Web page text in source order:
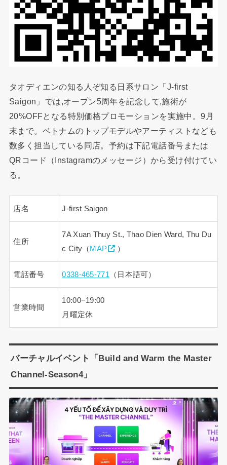
タオディエンの知る人ぞ知る日系サロン「J-first
Saigon」では,オープン5周年を記念して,施術が
20%OFFとなる特別価格プロモーションを実施中。9月
末まで。ベトナムのトップモデルやアーティストなども
数多く担当している同店。予約は下記電話番号または
QRコード（Instagramのメッセージ）から受け付けてい
る。
店名 J-first Saigon
住所
7A Xuan Thuy St., Thao Dien Ward, Thu Du
c City（ MAP ）
電話番号 0338-465-771 （日本語可）
営業時間
10:00−19:00
月曜定休
バーチャルイベント「Build and Warm the Master
Channel-Season4」